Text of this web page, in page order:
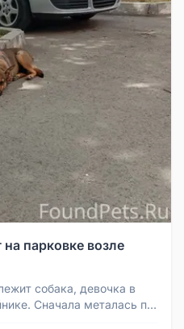
парковке возле
собака, девочка в
Сначала металась по